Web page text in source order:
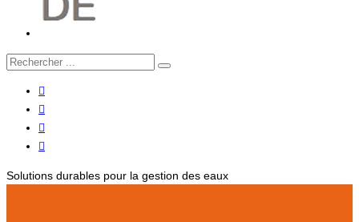
Solutions durables pour la gestion des eaux